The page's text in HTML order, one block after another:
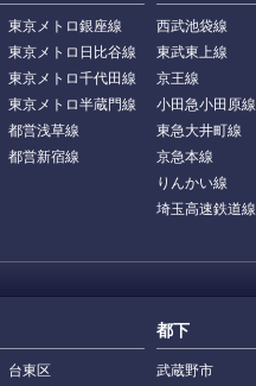
東京メトロ銀座線
東京メトロ日比谷線
東京メトロ千代田線
東京メトロ半蔵門線
都営浅草線
都営新宿線
西武池袋線
東武東上線
京王線
小田急小田原線
東急大井町線
京急本線
りんかい線
埼玉高速鉄道線
台東区
都下
武蔵野市